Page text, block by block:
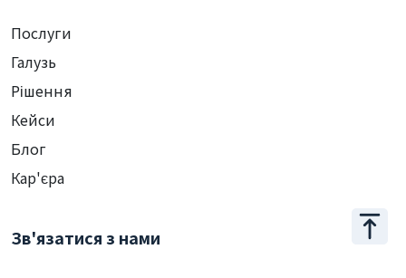
Послуги
Галузь
Рішення
Кейси
Блог
Кар'єра
Зв'язатися з нами